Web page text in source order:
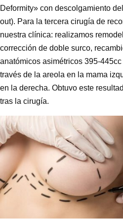
Deformity» con descolgamiento
out). Para la tercera cirugía de
nuestra clínica: realizamos
corrección de doble surco,
anatómicos asimétricos 395-
través de la areola en la mama
en la derecha. Obtuvo este
tras la cirugía.